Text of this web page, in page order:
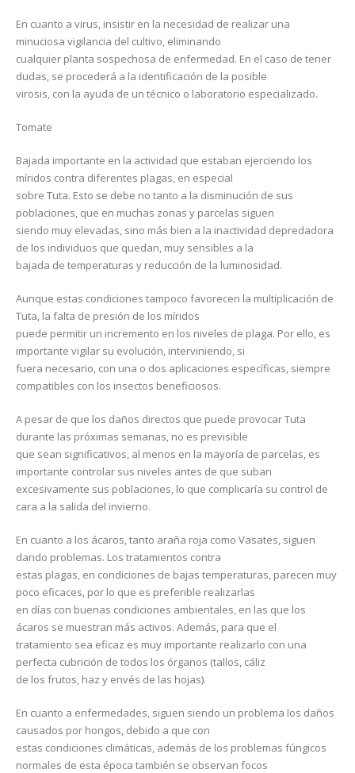
En cuanto a virus, insistir en la necesidad de realizar una
minuciosa vigilancia del cultivo, eliminando
cualquier planta sospechosa de enfermedad. En el caso de tener
dudas, se procederá a la identificación de la posible
virosis, con la ayuda de un técnico o laboratorio especializado.
Tomate
Bajada importante en la actividad que estaban ejerciendo los
míridos contra diferentes plagas, en especial
sobre Tuta. Esto se debe no tanto a la disminución de sus
poblaciones, que en muchas zonas y parcelas siguen
siendo muy elevadas, sino más bien a la inactividad depredadora
de los individuos que quedan, muy sensibles a la
bajada de temperaturas y reducción de la luminosidad.
Aunque estas condiciones tampoco favorecen la multiplicación de
Tuta, la falta de presión de los míridos
puede permitir un incremento en los niveles de plaga. Por ello, es
importante vigilar su evolución, interviniendo, si
fuera necesario, con una o dos aplicaciones específicas, siempre
compatibles con los insectos beneficiosos.
A pesar de que los daños directos que puede provocar Tuta
durante las próximas semanas, no es previsible
que sean significativos, al menos en la mayoría de parcelas, es
importante controlar sus niveles antes de que suban
excesivamente sus poblaciones, lo que complicaría su control de
cara a la salida del invierno.
En cuanto a los ácaros, tanto araña roja como Vasates, siguen
dando problemas. Los tratamientos contra
estas plagas, en condiciones de bajas temperaturas, parecen muy
poco eficaces, por lo que es preferible realizarlas
en días con buenas condiciones ambientales, en las que los
ácaros se muestran más activos. Además, para que el
tratamiento sea eficaz es muy importante realizarlo con una
perfecta cubrición de todos los órganos (tallos, cáliz
de los frutos, haz y envés de las hojas).
En cuanto a enfermedades, siguen siendo un problema los daños
causados por hongos, debido a que con
estas condiciones climáticas, además de los problemas fúngicos
normales de esta época también se observan focos